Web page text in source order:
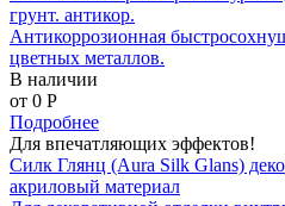
грунт. антикор.
Антикоррозионная
цветных металлов.
В наличии
от 0 P
Подробнее
Для впечатляющих эффектов!
Силк Глянц (Aura Silk Glans)
акриловый материал